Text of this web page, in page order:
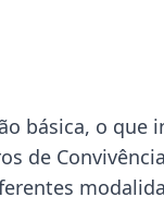
básica, o que
de